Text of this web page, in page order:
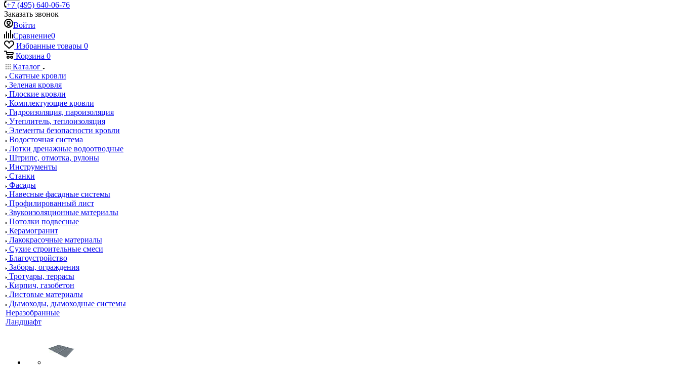
+7 (495) 640-06-76
Заказать звонок
Войти
Сравнение0
Избранные товары 0
Корзина 0
Каталог
Скатные кровли
Зеленая кровля
Плоские кровли
Комплектующие кровли
Гидроизоляция, пароизоляция
Утеплитель, теплоизоляция
Элементы безопасности кровли
Водосточная система
Лотки дренажные водоотводные
Штрипс, отмотка, рулоны
Инструменты
Станки
Фасады
Навесные фасадные системы
Профилированный лист
Звукоизоляционные материалы
Потолки подвесные
Керамогранит
Лакокрасочные материалы
Сухие строительные смеси
Благоустройство
Заборы, ограждения
Тротуары, террасы
Кирпич, газобетон
Листовые материалы
Дымоходы, дымоходные системы
Неразобранные
Ландшафт